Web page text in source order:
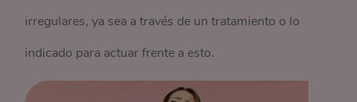
irregulares, ya sea a través de un tratamiento o lo
indicado para actuar frente a esto.